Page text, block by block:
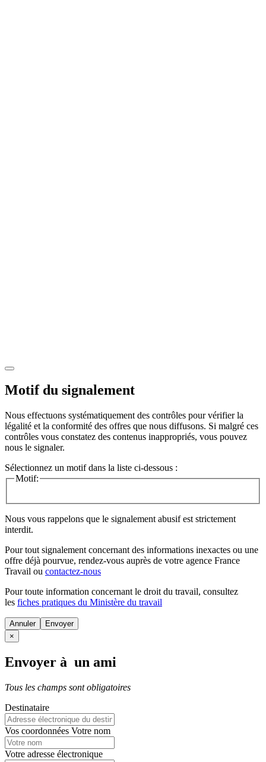
Motif du signalement
Nous effectuons systématiquement des contrôles pour vérifier la
légalité et la conformité des offres que nous diffusons. Si malgré ces
contrôles vous constatez des contenus inappropriés, vous pouvez
nous le signaler.
Sélectionnez un motif dans la liste ci-dessous :
Motif:
Nous vous rappelons que le signalement abusif est strictement
interdit.
Pour tout signalement concernant des informations inexactes ou une
offre déjà pourvue, rendez-vous auprès de votre agence France
Travail ou contactez-nous
Pour toute information concernant le droit du travail, consultez
les fiches pratiques du Ministère du travail
Annuler
×
Envoyer à un ami
Tous les champs sont obligatoires
Destinataire
Vos coordonnées Votre nom
Votre adresse électronique